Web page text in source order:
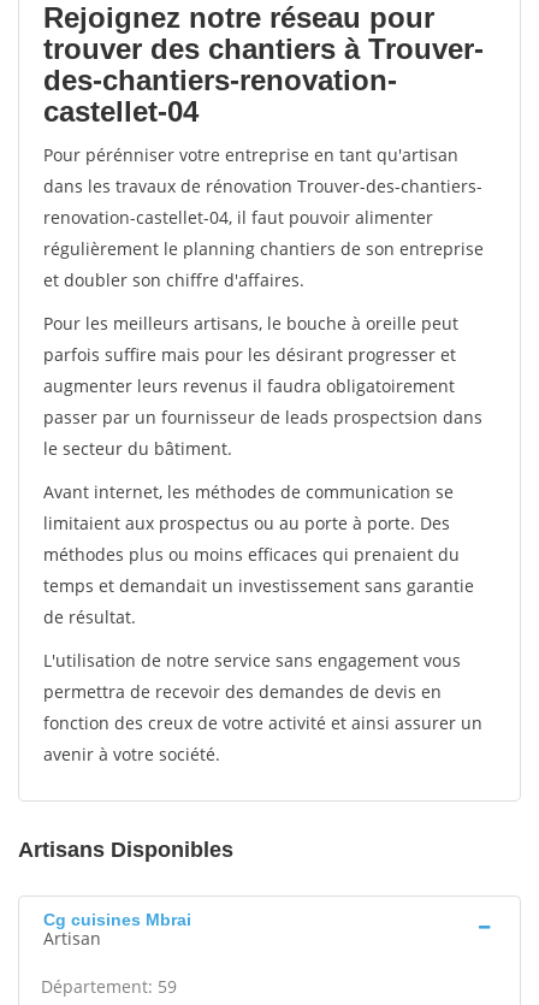
Rejoignez notre réseau pour
trouver des chantiers à Trouver-
des-chantiers-renovation-
castellet-04
Pour pérénniser votre entreprise en tant qu'artisan
dans les travaux de rénovation Trouver-des-chantiers-
renovation-castellet-04, il faut pouvoir alimenter
régulièrement le planning chantiers de son entreprise
et doubler son chiffre d'affaires.
Pour les meilleurs artisans, le bouche à oreille peut
parfois suffire mais pour les désirant progresser et
augmenter leurs revenus il faudra obligatoirement
passer par un fournisseur de leads prospectsion dans
le secteur du bâtiment.
Avant internet, les méthodes de communication se
limitaient aux prospectus ou au porte à porte. Des
méthodes plus ou moins efficaces qui prenaient du
temps et demandait un investissement sans garantie
de résultat.
L'utilisation de notre service sans engagement vous
permettra de recevoir des demandes de devis en
fonction des creux de votre activité et ainsi assurer un
avenir à votre société.
Artisans Disponibles
Cg cuisines Mbrai
Artisan
Département: 59